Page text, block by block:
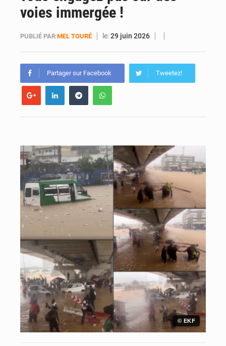
voies immergée !
PUBLIÉ PAR MEL TOURÉ le:29 juin 2026
Partager sur Facebook Tweetez!
© EKF